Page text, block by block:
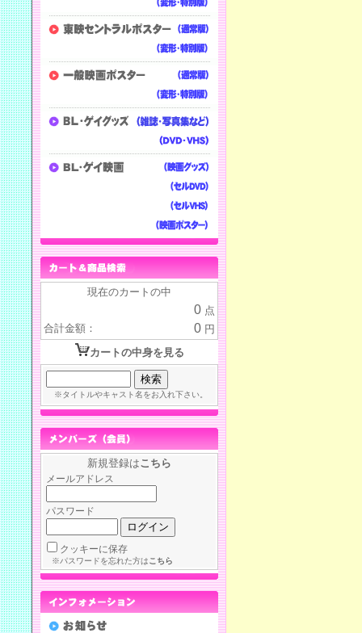
現在のカートの中
0 点
合計金額：
0 円
カートの中身を見る
※タイトルやキャスト名をお入れ下さい。
新規登録はこちら
メールアドレス
パスワード
クッキーに保存
※パスワードを忘れた方はこちら